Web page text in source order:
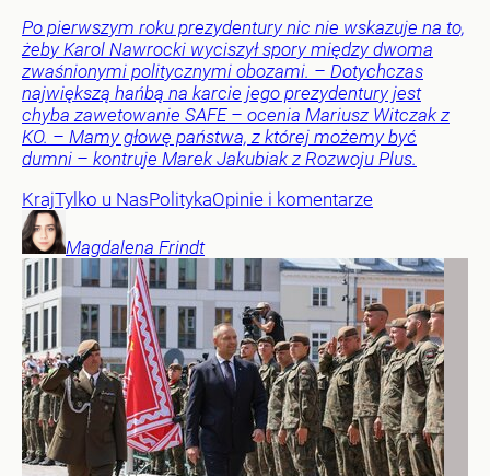
Po pierwszym roku prezydentury nic nie wskazuje na to,
żeby Karol Nawrocki wyciszył spory między dwoma
zwaśnionymi politycznymi obozami. – Dotychczas
największą hańbą na karcie jego prezydentury jest
chyba zawetowanie SAFE – ocenia Mariusz Witczak z
KO. – Mamy głowę państwa, z której możemy być
dumni – kontruje Marek Jakubiak z Rozwoju Plus.
KrajTylko u NasPolitykaOpinie i komentarze
Magdalena Frindt